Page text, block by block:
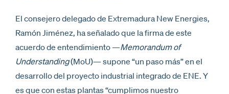
El consejero delegado de Extremadura New Energies,
Ramón Jiménez, ha señalado que la firma de este
acuerdo de entendimiento —Memorandum of
Understanding(MoU)— supone “un paso más” en el
desarrollo del proyecto industrial integrado de ENE. Y
es que con estas plantas “cumplimos nuestro